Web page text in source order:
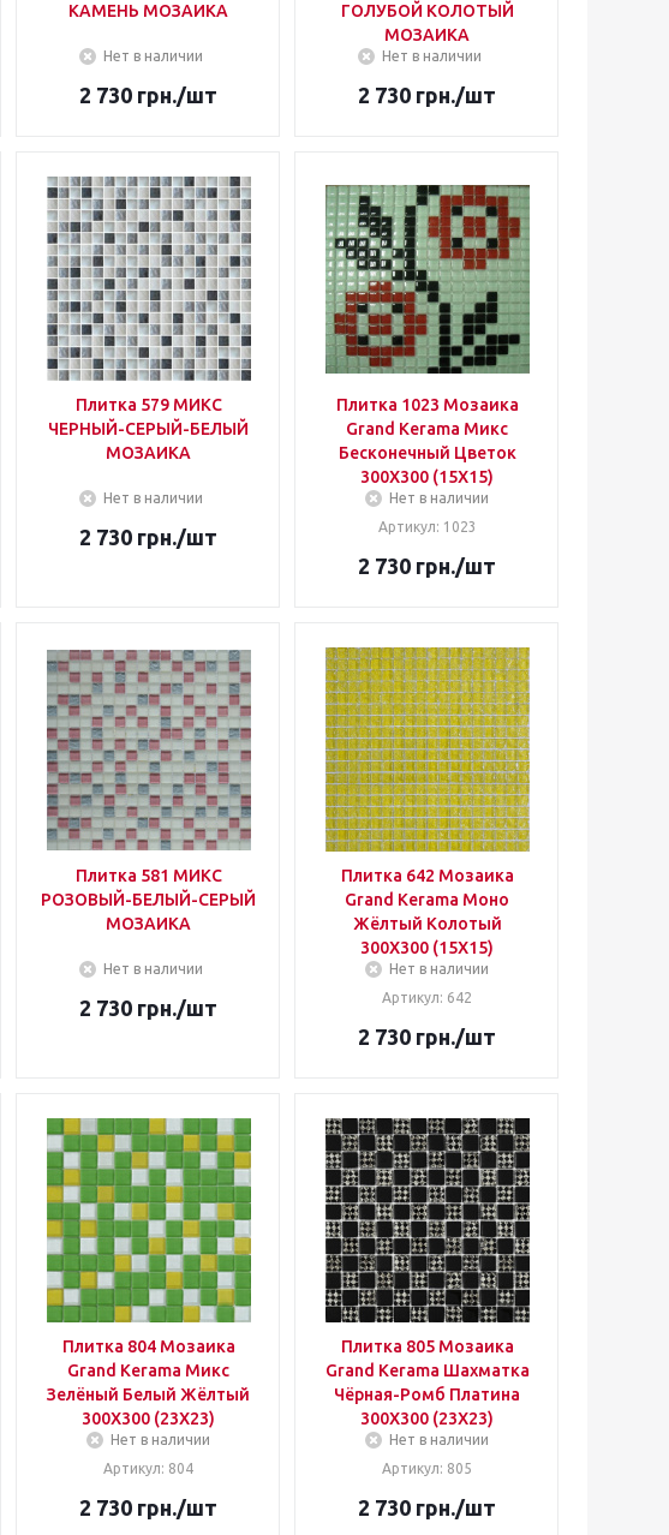
КАМЕНЬ МОЗАИКА
Нет в наличии
2 730 грн./шт
ГОЛУБОЙ КОЛОТЫЙ
МОЗАИКА
Нет в наличии
2 730 грн./шт
Плитка 579 МИКС
ЧЕРНЫЙ-СЕРЫЙ-БЕЛЫЙ
МОЗАИКА
Нет в наличии
2 730 грн./шт
Плитка 1023 Мозаика
Grand Kerama Микс
Бесконечный Цветок
300Х300 (15Х15)
Нет в наличии
Артикул: 1023
2 730 грн./шт
Плитка 581 МИКС
РОЗОВЫЙ-БЕЛЫЙ-СЕРЫЙ
МОЗАИКА
Нет в наличии
2 730 грн./шт
Плитка 642 Мозаика
Grand Kerama Моно
Жёлтый Колотый
300Х300 (15Х15)
Нет в наличии
Артикул: 642
2 730 грн./шт
Плитка 804 Мозаика
Grand Kerama Микс
Зелёный Белый Жёлтый
300Х300 (23Х23)
Нет в наличии
Артикул: 804
2 730 грн./шт
Плитка 805 Мозаика
Grand Kerama Шахматка
Чёрная-Ромб Платина
300Х300 (23Х23)
Нет в наличии
Артикул: 805
2 730 грн./шт